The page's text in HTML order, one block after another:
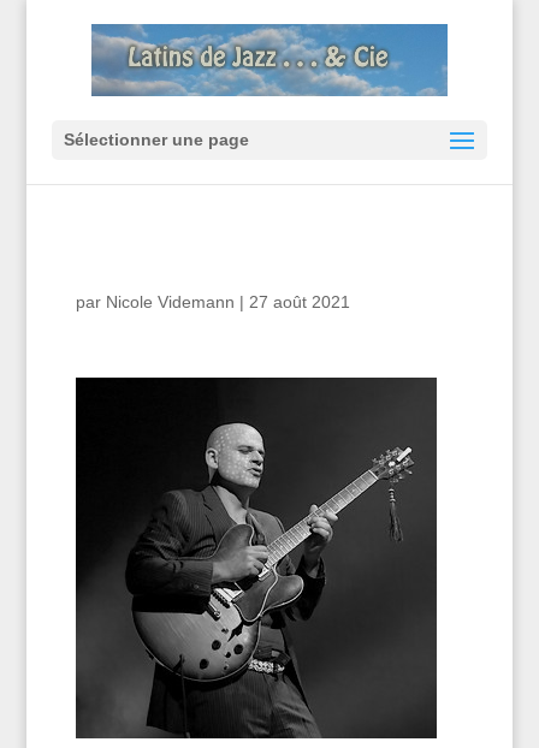
Sélectionner une page
par Nicole Videmann | 27 août 2021